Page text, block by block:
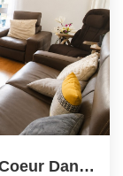
À Vendre Appartement Coup De Coeur Dans Le Quartier Prisé...